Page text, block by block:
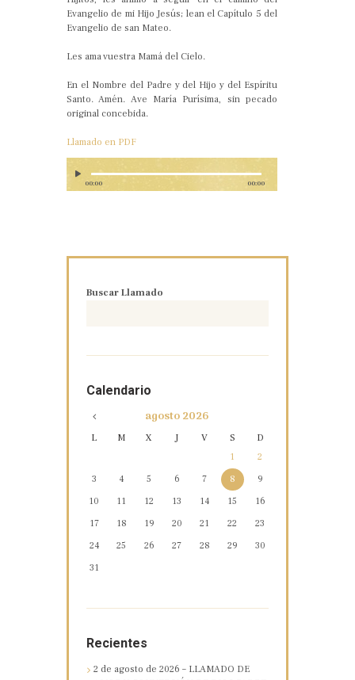
Evangelio de mi Hijo Jesús; lean el Capítulo 5 del
Evangelio de san Mateo.
Les ama vuestra Mamá del Cielo.
En el Nombre del Padre y del Hijo y del Espíritu
Santo. Amén. Ave María Purísima, sin pecado
original concebida.
Llamado en PDF
00:00 00:00
Buscar Llamado
Calendario
agosto2026
L M X J V S
D
1
2
3
4 5 6 7 8
9
10
11 12 13 14 15
16
17
18 19 20 21 22
23
24
25 26 27 28 29
30
31
Recientes
2 de agosto de 2026 – LLAMADO DE